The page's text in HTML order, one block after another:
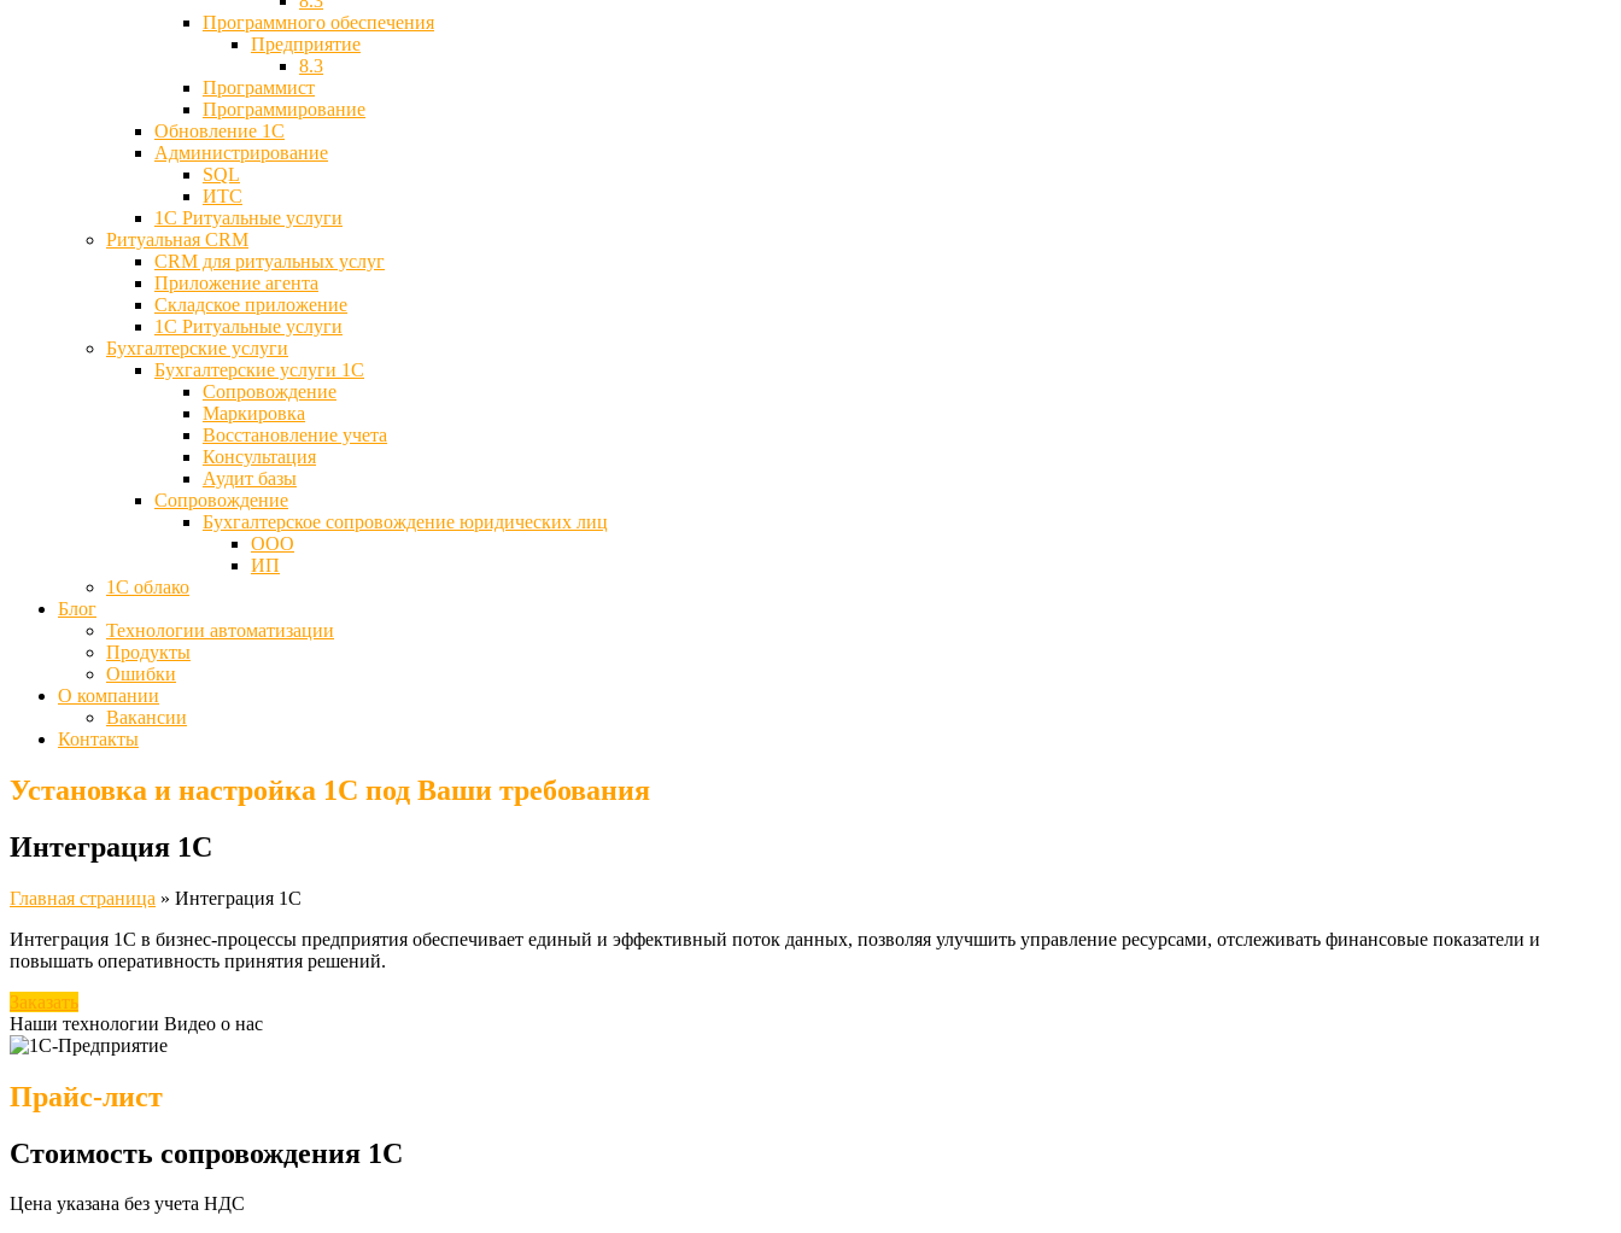
Программного обеспечения
Предприятие
8.3
Программист
Программирование
Обновление 1С
Администрирование
SQL
ИТС
1С Ритуальные услуги
Ритуальная CRM
CRM для ритуальных услуг
Приложение агента
Складское приложение
1С Ритуальные услуги
Бухгалтерские услуги
Бухгалтерские услуги 1С
Сопровождение
Маркировка
Восстановление учета
Консультация
Аудит базы
Cопровождение
Бухгалтерское сопровождение юридических лиц
ООО
ИП
1С облако
Блог
Технологии автоматизации
Продукты
Ошибки
О компании
Вакансии
Контакты
Установка и настройка 1С под Ваши требования
Интеграция 1С
Главная страница » Интеграция 1С
Интеграция 1С в бизнес-процессы предприятия обеспечивает единый и эффективный поток данных, позволяя улучшить управление ресурсами, отслеживать финансовые показатели и
повышать оперативность принятия решений.
Заказать
Наши технологии Видео о нас
Прайс-лист
Стоимость сопровождения 1С
Цена указана без учета НДС